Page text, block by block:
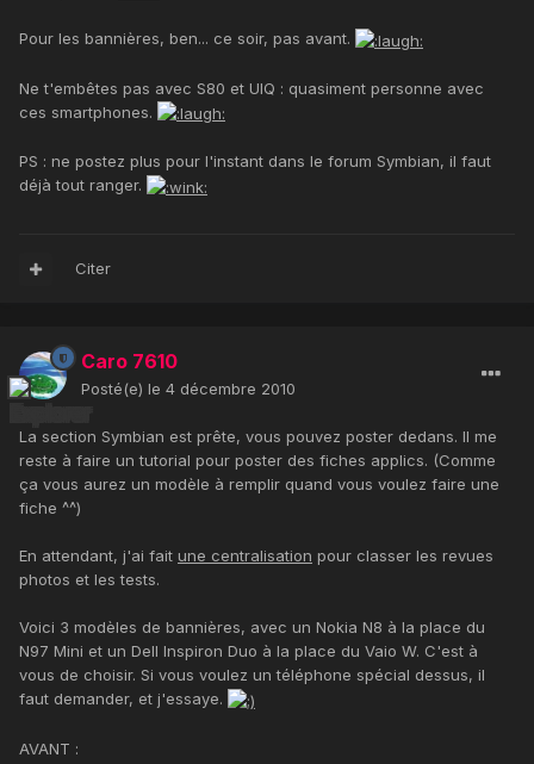
Pour les bannières, ben... ce soir, pas avant.
Ne t'embêtes pas avec S80 et UIQ : quasiment personne avec
ces smartphones.
PS : ne postez plus pour l'instant dans le forum Symbian, il faut
déjà tout ranger.
Citer
Caro 7610
Posté(e) le 4 décembre 2010
La section Symbian est prête, vous pouvez poster dedans. Il me
reste à faire un tutorial pour poster des fiches applics. (Comme
ça vous aurez un modèle à remplir quand vous voulez faire une
fiche ^^)
En attendant, j'ai fait une centralisation pour classer les revues
photos et les tests.
Voici 3 modèles de bannières, avec un Nokia N8 à la place du
N97 Mini et un Dell Inspiron Duo à la place du Vaio W. C'est à
vous de choisir. Si vous voulez un téléphone spécial dessus, il
faut demander, et j'essaye.
AVANT :